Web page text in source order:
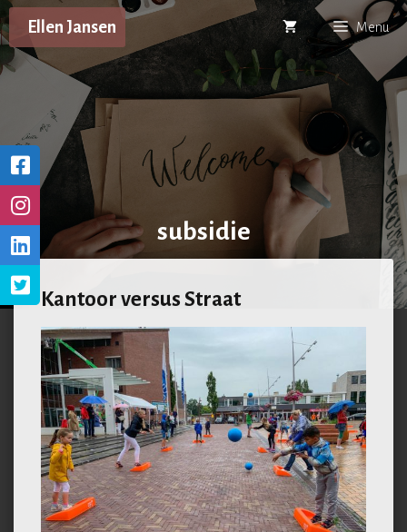
Ga
naar
de
Ellen Jansen Menu
subsidie
Kantoor versus Straat